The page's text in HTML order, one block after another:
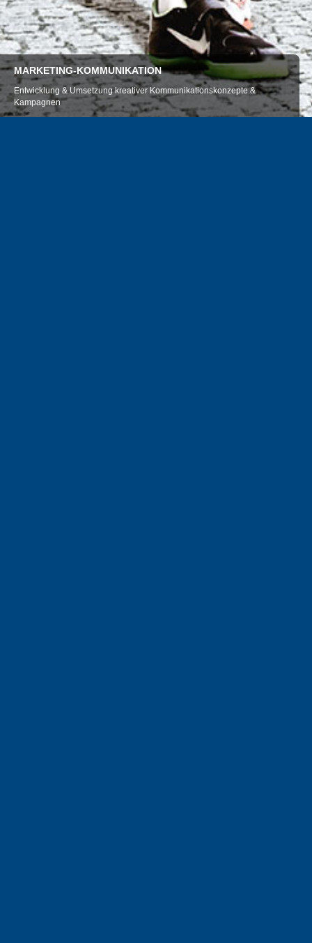
MARKETING-KOMMUNIKATION
Entwicklung & Umsetzung kreativer Kommunikationskonzepte &
Kampagnen